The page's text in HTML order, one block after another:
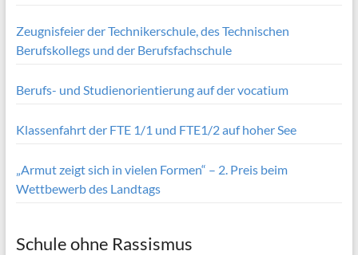
Zeugnisfeier der Technikerschule, des Technischen
Berufskollegs und der Berufsfachschule
Berufs- und Studienorientierung auf der vocatium
Klassenfahrt der FTE 1/1 und FTE1/2 auf hoher See
„Armut zeigt sich in vielen Formen“ – 2. Preis beim
Wettbewerb des Landtags
Schule ohne Rassismus